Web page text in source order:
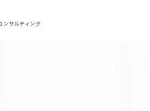
ンサルティング